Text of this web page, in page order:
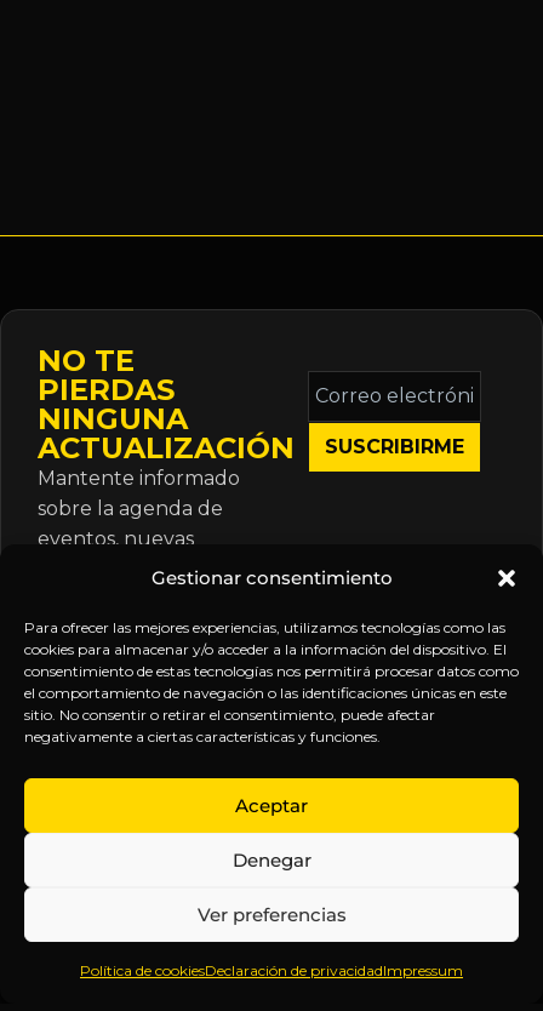
Gestionar consentimiento
Para ofrecer las mejores experiencias, utilizamos tecnologías como las
cookies para almacenar y/o acceder a la información del dispositivo. El
consentimiento de estas tecnologías nos permitirá procesar datos como
el comportamiento de navegación o las identificaciones únicas en este
sitio. No consentir o retirar el consentimiento, puede afectar
negativamente a ciertas características y funciones.
Aceptar
Denegar
Ver preferencias
Política de cookiesDeclaración de privacidadImpressum
NO TE
PIERDAS
NINGUNA
ACTUALIZACIÓN
Mantente informado
sobre la agenda de
eventos, nuevas
publicaciones y
suscripción.
Correo
electrónico
*
Inteligencia
Anticipándonos
EXPLORA
Inicio
Sobre
Contenido
Webinars
LEGAL
Política
de
Términos y
Aviso
SÍGUENOS